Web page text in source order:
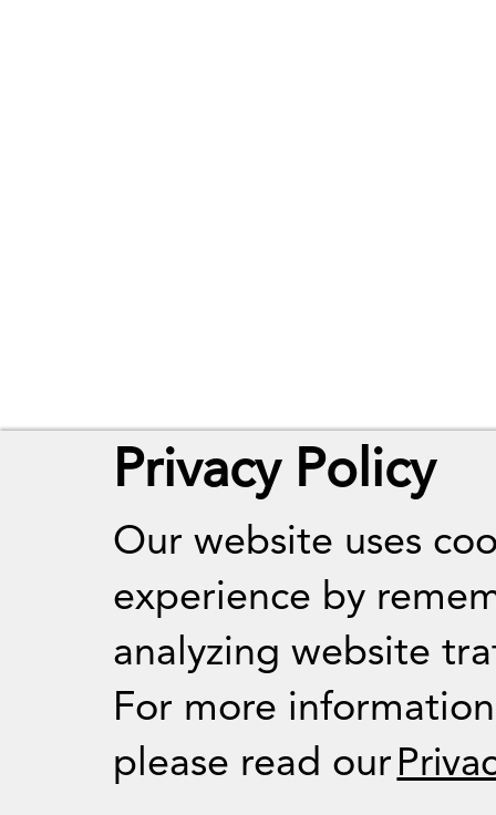
Privacy Policy
Our website uses
experience by
analyzing website
For more
please read our